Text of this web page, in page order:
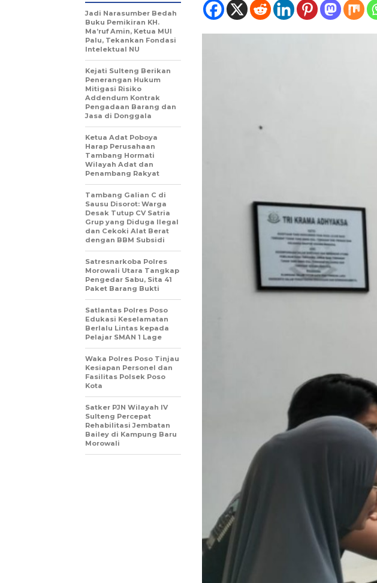
Jadi Narasumber Bedah
Buku Pemikiran KH.
Ma’ruf Amin, Ketua MUI
Palu, Tekankan Fondasi
Intelektual NU
Kejati Sulteng Berikan
Penerangan Hukum
Mitigasi Risiko
Addendum Kontrak
Pengadaan Barang dan
Jasa di Donggala
Ketua Adat Poboya
Harap Perusahaan
Tambang Hormati
Wilayah Adat dan
Penambang Rakyat
Tambang Galian C di
Sausu Disorot: Warga
Desak Tutup CV Satria
Grup yang Diduga Ilegal
dan Cekoki Alat Berat
dengan BBM Subsidi
Satresnarkoba Polres
Morowali Utara Tangkap
Pengedar Sabu, Sita 41
Paket Barang Bukti
Satlantas Polres Poso
Edukasi Keselamatan
Berlalu Lintas kepada
Pelajar SMAN 1 Lage
Waka Polres Poso Tinjau
Kesiapan Personel dan
Fasilitas Polsek Poso
Kota
Satker PJN Wilayah IV
Sulteng Percepat
Rehabilitasi Jembatan
Bailey di Kampung Baru
Morowali